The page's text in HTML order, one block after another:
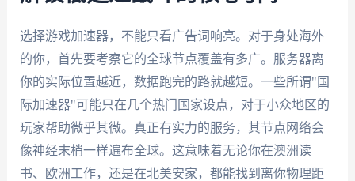
选择游戏加速器，不能只看广告词响亮。对于身处海外
的你，首先要考察它的全球节点覆盖有多广。服务器离
你的实际位置越近，数据跑完的路就越短。一些所谓"国
际加速器"可能只在几个热门国家设点，对于小众地区的
玩家帮助微乎其微。真正有实力的服务，其节点网络会
像神经末梢一样遍布全球。这意味着无论你在澳洲读
书、欧洲工作，还是在北美安家，都能找到离你物理距